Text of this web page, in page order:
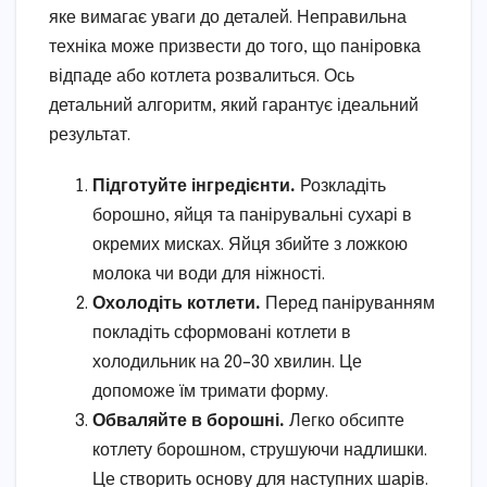
яке вимагає уваги до деталей. Неправильна
техніка може призвести до того, що паніровка
відпаде або котлета розвалиться. Ось
детальний алгоритм, який гарантує ідеальний
результат.
Підготуйте інгредієнти. Розкладіть
борошно, яйця та панірувальні сухарі в
окремих мисках. Яйця збийте з ложкою
молока чи води для ніжності.
Охолодіть котлети. Перед паніруванням
покладіть сформовані котлети в
холодильник на 20–30 хвилин. Це
допоможе їм тримати форму.
Обваляйте в борошні. Легко обсипте
котлету борошном, струшуючи надлишки.
Це створить основу для наступних шарів.